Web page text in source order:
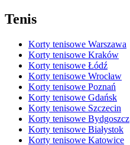
Tenis
Korty tenisowe Warszawa
Korty tenisowe Kraków
Korty tenisowe Łódź
Korty tenisowe Wrocław
Korty tenisowe Poznań
Korty tenisowe Gdańsk
Korty tenisowe Szczecin
Korty tenisowe Bydgoszcz
Korty tenisowe Białystok
Korty tenisowe Katowice